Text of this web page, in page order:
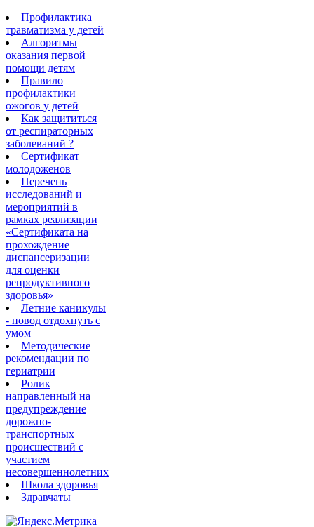
Профилактика
травматизма у детей
Алгоритмы
оказания первой
помощи детям
Правило
профилактики
ожогов у детей
Как защититься
от респираторных
заболеваний ?
Сертификат
молодоженов
Перечень
исследований и
мероприятий в
рамках реализации
«Сертификата на
прохождение
диспансеризации
для оценки
репродуктивного
здоровья»
Летние каникулы
- повод отдохнуть с
умом
Методические
рекомендации по
гериатрии
Ролик
направленный на
предупреждение
дорожно-
транспортных
происшествий с
участием
несовершеннолетних
Школа здоровья
Здравчаты